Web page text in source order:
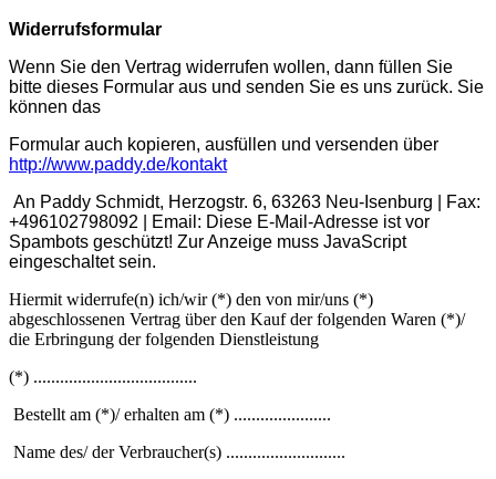
Widerrufsformular
Wenn Sie den Vertrag widerrufen wollen, dann füllen Sie
bitte dieses Formular aus und senden Sie es uns zurück. Sie
können das
Formular auch kopieren, ausfüllen und versenden über
http://www.paddy.de/kontakt
An Paddy Schmidt, Herzogstr. 6, 63263 Neu-Isenburg | Fax:
+496102798092 | Email: Diese E-Mail-Adresse ist vor
Spambots geschützt! Zur Anzeige muss JavaScript
eingeschaltet sein.
Hiermit widerrufe(n) ich/wir (*) den von mir/uns (*)
abgeschlossenen Vertrag über den Kauf der folgenden Waren (*)/
die Erbringung der folgenden Dienstleistung
(*) .....................................
Bestellt am (*)/ erhalten am (*) ......................
Name des/ der Verbraucher(s) ...........................